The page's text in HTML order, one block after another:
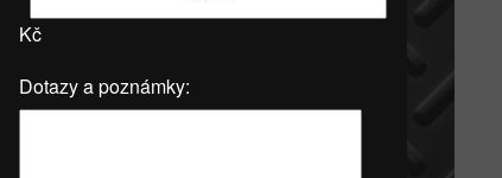
Kč
Dotazy a poznámky: